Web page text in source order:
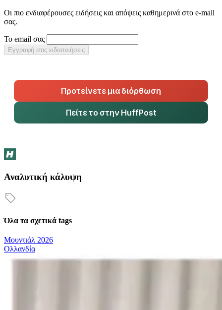
Οι πιο ενδιαφέρουσες ειδήσεις και απόψεις καθημερινά στο e-mail
σας.
Το email σας
Εγγραφή στις ειδοποιήσεις
Προτείνετε μια διόρθωση
Πείτε το στην HuffPost
Αναλυτική κάλυψη
Όλα τα σχετικά tags
Μουντιάλ 2026
Ολλανδία